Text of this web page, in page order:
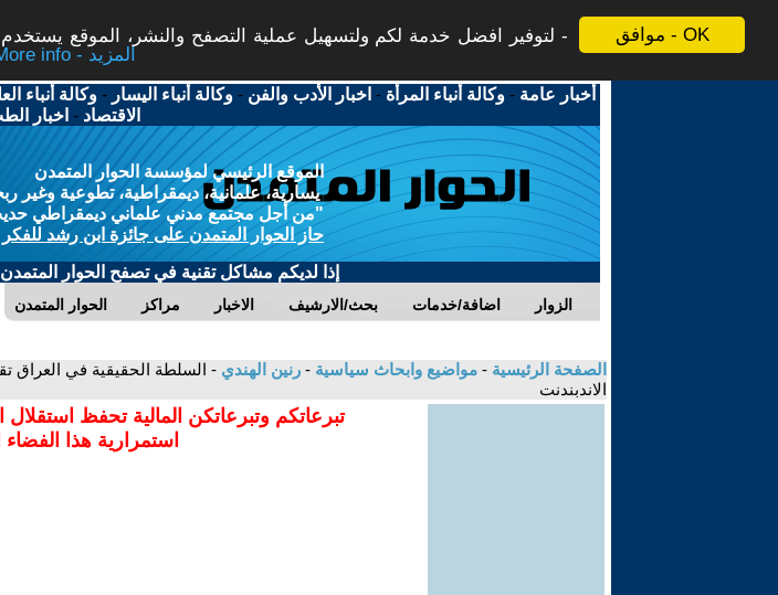
موافق - OK
لتوفير افضل خدمة لكم ولتسهيل عملية التصفح والنشر، الموقع
More info - المزيد
أخبار عامة -وكالة أنباء المرأة - اخبار الأدب والفن -وكالة أنباء اليسار -وكالة أنباء
الاقتصاد - اخبار
الموقع الرئيسي لمؤسسة الحوار المتمدن
يسارية، علمانية، ديمقراطية، تطوعية وغير
"من أجل مجتمع مدني علماني ديمقراطي حديث
حاز الحوار المتمدن على جائزة ابن رشد للفكر
إذا لديكم مشاكل تقنية في تصفح الحوار المتمدن
الحوار المتمدن مراكز الاخبار بحث/الارشيف اضافة/خدمات الزوار
الصفحة الرئيسية - مواضيع وابحاث سياسية - رنين الهندي - السلطة الحقيقية في العراق
الاندبندنت
تبرعاتكم وتبرعاتكن المالية تحفظ
استمرارية هذا الفضاء